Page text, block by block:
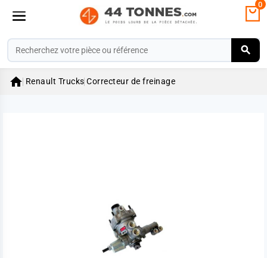
0
 Renault Trucks Correcteur de freinage